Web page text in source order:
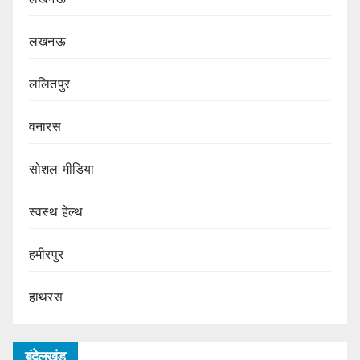
लखनऊ
ललितपुर
वनारस
सोशल मीडिया
स्वस्थ हेल्थ
हमीरपुर
हाथरस